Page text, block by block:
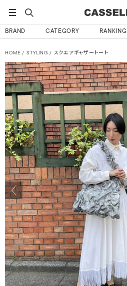
BRAND CATEGORY RANKING
HOME STYLING スクエアギャザートート